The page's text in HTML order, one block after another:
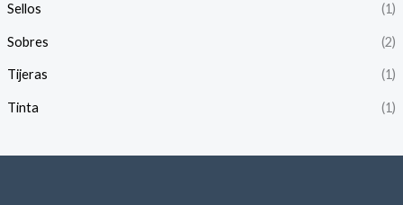
Sellos (1)
Sobres (2)
Tijeras (1)
Tinta (1)